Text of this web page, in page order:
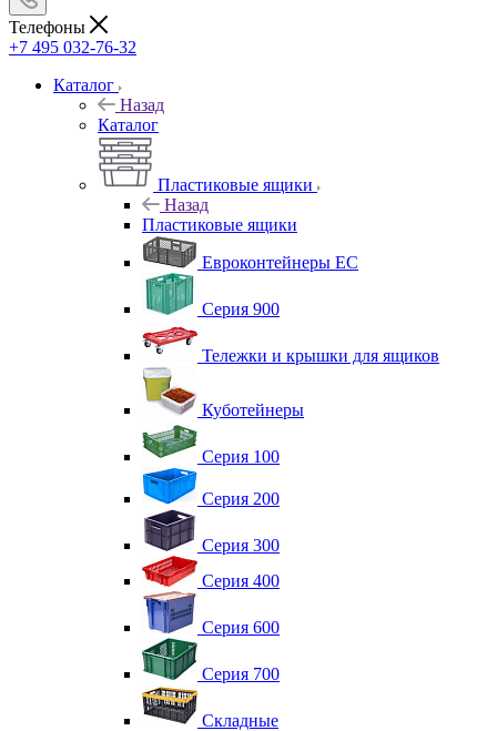
Телефоны
+7 495 032-76-32
Каталог
Назад
Каталог
Пластиковые ящики
Назад
Пластиковые ящики
Евроконтейнеры ЕС
Серия 900
Тележки и крышки для ящиков
Куботейнеры
Серия 100
Серия 200
Серия 300
Серия 400
Серия 600
Серия 700
Складные